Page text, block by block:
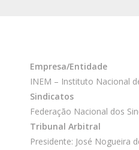
Empresa/Entidade
INEM – Instituto Nacional
Sindicatos
Federação Nacional dos
Tribunal Arbitral
Presidente: José Nogueira